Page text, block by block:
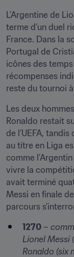
L’Argentine de
terme d’un duel
France. Dans la
Portugal de
icônes des
récompenses
reste du tournoi
Les deux
Ronaldo restait
de l’UEFA,
au titre en Liga
comme
vivre la
avait terminé
Messi en finale
parcours
1270 –
Lionel Messi
Ronaldo (six